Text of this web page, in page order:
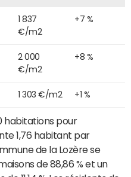
1 837
€/m2
+7 %
2 000
€/m2
+8 %
1 303 €/m2 +1 %
habitations pour
1,76 habitant par
de la Lozère se
de 88,86 % et un